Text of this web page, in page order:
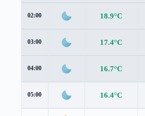
02:00 18.9°C
03:00 17.4°C
04:00 16.7°C
05:00 16.4°C